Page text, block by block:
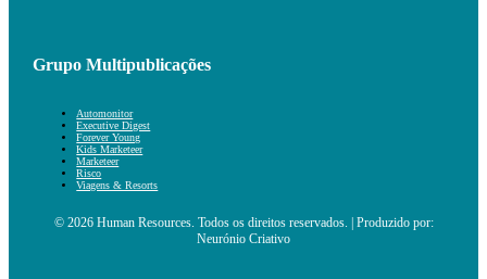
Grupo Multipublicações
Automonitor
Executive Digest
Forever Young
Kids Marketeer
Marketeer
Risco
Viagens & Resorts
© 2026 Human Resources. Todos os direitos reservados. | Produzido por:
Neurónio Criativo